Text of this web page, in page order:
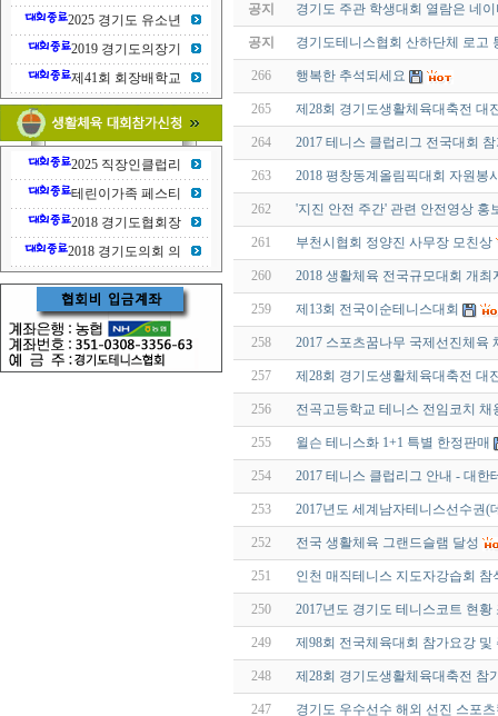
2025 경기도 유소년
2019 경기도의장기
제41회 회장배학교
2025 직장인클럽리
테린이가족 페스티
2018 경기도협회장
2018 경기도의회 의
공지 경기도 주관 학생대회 열람은 네
공지 경기도테니스협회 산하단체 로고
266 행복한 추석되세요
265 제28회 경기도생활체육대축전 대
264 2017 테니스 클럽리그 전국대회
263 2018 평창동계올림픽대회 자원봉
262 '지진 안전 주간' 관련 안전영상 홍
261 부천시협회 정양진 사무장 모친상
260 2018 생활체육 전국규모대회 개최
259 제13회 전국이순테니스대회
258 2017 스포츠꿈나무 국제선진체육
257 제28회 경기도생활체육대축전 대
256 전곡고등학교 테니스 전임코치 채
255 윌슨 테니스화 1+1 특별 한정판매
254 2017 테니스 클럽리그 안내 - 대한
253 2017년도 세계남자테니스선수권(
252 전국 생활체육 그랜드슬램 달성
251 인천 매직테니스 지도자강습회
250 2017년도 경기도 테니스코트 현황
249 제98회 전국체육대회 참가요강 및
248 제28회 경기도생활체육대축전 참
247 경기도 우수선수 해외 선진 스포